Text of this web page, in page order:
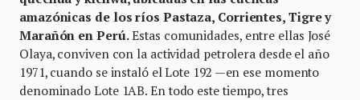
amazónicas de los ríos Pastaza, Corrientes, Tigre y
Marañón en Perú.Estas comunidades, entre ellas José
Olaya, conviven con la actividad petrolera desde el año
1971, cuando se instaló el Lote 192 —en ese momento
denominado Lote 1AB. En todo este tiempo, tres